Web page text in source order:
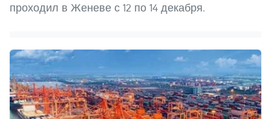
проходил в Женеве с 12 по 14 декабря.